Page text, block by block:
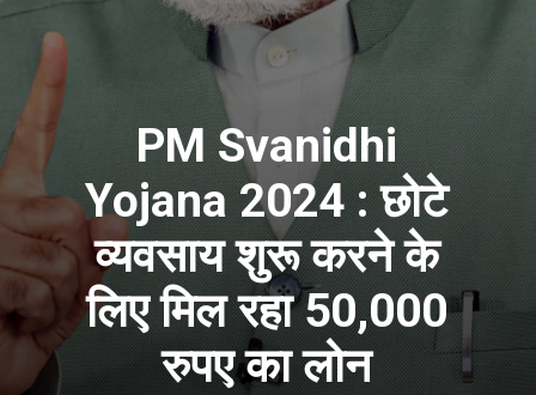
PM Svanidhi
Yojana 2024 : छोटे
व्यवसाय शुरू करने के
लिए मिल रहा 50,000
रुपए का लोन